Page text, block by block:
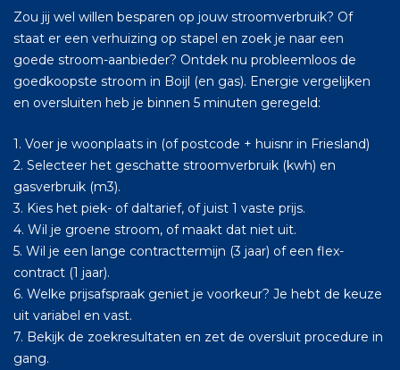
Zou jij wel willen besparen op jouw stroomverbruik? Of
staat er een verhuizing op stapel en zoek je naar een
goede stroom-aanbieder? Ontdek nu probleemloos de
goedkoopste stroom in Boijl (en gas). Energie vergelijken
en oversluiten heb je binnen 5 minuten geregeld:
1. Voer je woonplaats in (of postcode + huisnr in Friesland)
2. Selecteer het geschatte stroomverbruik (kwh) en
gasverbruik (m3).
3. Kies het piek- of daltarief, of juist 1 vaste prijs.
4. Wil je groene stroom, of maakt dat niet uit.
5. Wil je een lange contracttermijn (3 jaar) of een flex-
contract (1 jaar).
6. Welke prijsafspraak geniet je voorkeur? Je hebt de keuze
uit variabel en vast.
7. Bekijk de zoekresultaten en zet de oversluit procedure in
gang.